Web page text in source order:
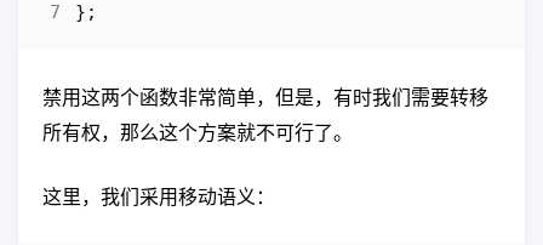
};
禁用这两个函数非常简单，但是，有时我们需要转移
所有权，那么这个方案就不可行了。
这里，我们采用移动语义：